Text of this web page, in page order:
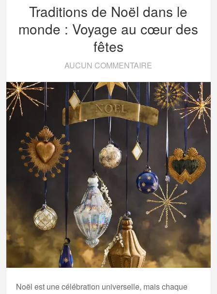
Traditions de Noël dans le
monde : Voyage au cœur des
fêtes
AUCUN COMMENTAIRE
Noël est une célébration universelle, mais chaque